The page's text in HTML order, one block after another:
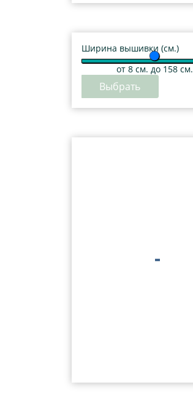
Ширина вышивки (см.)
от 8см. до 158 см.
Выбрать